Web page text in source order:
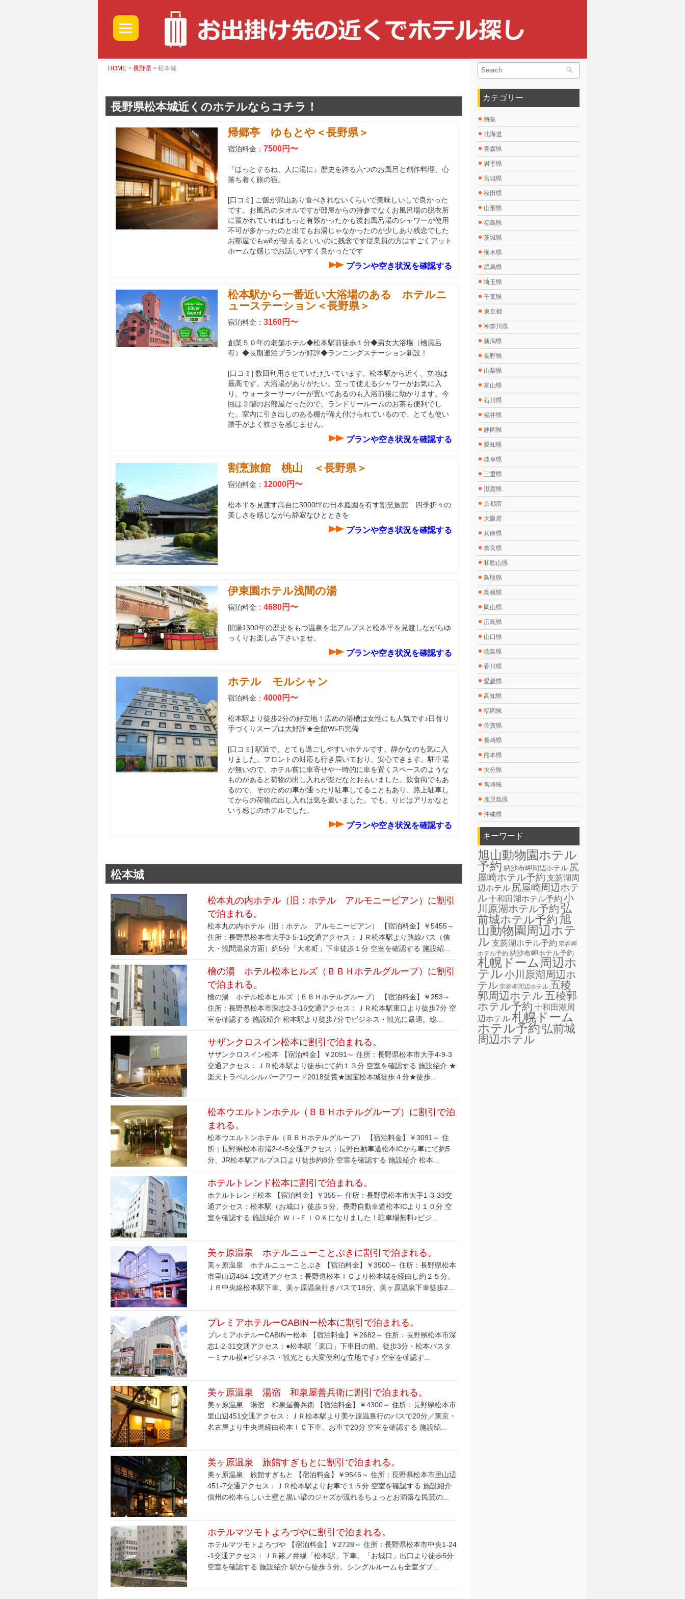
HOME > 長野県 > 松本城
長野県松本城近くのホテルならコチラ！
帰郷亭 ゆもとや＜長野県＞
宿泊料金： 7500円〜
『ほっとするね、人に湯に』歴史を誇る六つのお風呂と創作料理、心
落ち着く旅の宿。
[口コミ] ご飯が沢山あり食べきれないくらいで美味しいしで良かった
です。お風呂のタオルですが部屋からの持参でなくお風呂場の脱衣所
に置かれていればもっと有難かったかも後お風呂場のシャワーが使用
不可が多かったのと出てもお湯じゃなかったのが少しあり残念でした
お部屋でもwifiが使えるといいのに残念です従業員の方はすごくアット
ホームな感じでお話しやすく良かったです
プランや空き状況を確認する
松本駅から一番近い大浴場のある ホテルニ
ューステーション＜長野県＞
宿泊料金： 3160円〜
創業５０年の老舗ホテル◆松本駅前徒歩１分◆男女大浴場（檜風呂
有）◆長期連泊プランが好評◆ランニングステーション新設！
[口コミ] 数回利用させていただいています。松本駅から近く、立地は
最高です。大浴場がありがたい。立って使えるシャワーがお気に入
り。ウォーターサーバーが置いてあるのも入浴前後に助かります。今
回は２階のお部屋だったので、ランドリールームのお茶も便利でし
た。室内に引き出しのある棚が備え付けられているので、とても使い
勝手がよく狭さを感じません。
プランや空き状況を確認する
割烹旅館 桃山 ＜長野県＞
宿泊料金： 12000円〜
松本平を見渡す高台に3000坪の日本庭園を有す割烹旅館 四季折々の
美しさを感じながら静寂なひとときを
プランや空き状況を確認する
伊東園ホテル浅間の湯
宿泊料金： 4680円〜
開湯1300年の歴史をもつ温泉を北アルプスと松本平を見渡しながらゆ
っくりお楽しみ下さいませ。
プランや空き状況を確認する
ホテル モルシャン
宿泊料金： 4000円〜
松本駅より徒歩2分の好立地！広めの浴槽は女性にも人気です♪日替り
手づくりスープは大好評★全館Wi-Fi完備
[口コミ] 駅近で、とても過ごしやすいホテルです。静かなのも気に入
りました。フロントの対応も行き届いており、安心できます。駐車場
が無いので、ホテル前に車寄せや一時的に車を置くスペースのような
ものがあると荷物の出し入れが楽だなとおもいました。飲食街でもあ
るので、そのための車が通ったり駐車してることもあり、路上駐車し
てからの荷物の出し入れは気を遣いました。でも、りピはアリかなと
いう感じのホテルでした。
プランや空き状況を確認する
松本城
松本丸の内ホテル（旧：ホテル アルモニービアン）に割引
で泊まれる。
松本丸の内ホテル（旧：ホテル アルモニービアン） 【宿泊料金】￥5455～
住所：長野県松本市大手3-5-15交通アクセス：ＪＲ松本駅より路線バス（信
大・浅間温泉方面）約5分「大名町」下車徒歩１分 空室を確認する 施設紹...
檜の湯 ホテル松本ヒルズ（ＢＢＨホテルグループ）に割引
で泊まれる。
檜の湯 ホテル松本ヒルズ（ＢＢＨホテルグループ） 【宿泊料金】￥253～
住所：長野県松本市深志2-3-16交通アクセス：ＪＲ松本駅東口より徒歩7分 空
室を確認する 施設紹介 松本駅より徒歩7分でビジネス・観光に最適。総...
サザンクロスイン松本に割引で泊まれる。
サザンクロスイン松本 【宿泊料金】￥2091～ 住所：長野県松本市大手4-9-3
交通アクセス：ＪＲ松本駅より徒歩にて約１３分 空室を確認する 施設紹介 ★
楽天トラベルシルバーアワード2018受賞★国宝松本城徒歩４分★徒歩...
松本ウエルトンホテル（ＢＢＨホテルグループ）に割引で泊
まれる。
松本ウエルトンホテル（ＢＢＨホテルグループ） 【宿泊料金】￥3091～ 住
所：長野県松本市渚2-4-5交通アクセス：長野自動車道松本ICから車にて約5
分、JR松本駅アルプス口より徒歩約8分 空室を確認する 施設紹介 松本...
ホテルトレンド松本に割引で泊まれる。
ホテルトレンド松本 【宿泊料金】￥355～ 住所：長野県松本市大手1-3-33交
通アクセス：松本駅（お城口）徒歩５分、長野自動車道松本ICより１０分 空
室を確認する 施設紹介 Ｗｉ-ＦｉＯＫになりました！駐車場無料♪ビジ...
美ヶ原温泉 ホテルニューことぶきに割引で泊まれる。
美ヶ原温泉 ホテルニューことぶき 【宿泊料金】￥3500～ 住所：長野県松本
市里山辺484-1交通アクセス：長野道松本ＩＣより松本城を経由し約２５分。
ＪＲ中央線松本駅下車、美ヶ原温泉行きバスで18分、美ヶ原温泉下車徒歩2...
プレミアホテルーCABINー松本に割引で泊まれる。
プレミアホテルーCABINー松本 【宿泊料金】￥2682～ 住所：長野県松本市深
志1-2-31交通アクセス：●松本駅「東口」下車目の前。徒歩3分・松本バスタ
ーミナル横●ビジネス・観光とも大変便利な立地です♪ 空室を確認す...
美ヶ原温泉 湯宿 和泉屋善兵衛に割引で泊まれる。
美ヶ原温泉 湯宿 和泉屋善兵衛 【宿泊料金】￥4300～ 住所：長野県松本市
里山辺451交通アクセス：ＪＲ松本駅より美ケ原温泉行のバスで20分／東京・
名古屋より中央道経由松本ＩＣ下車、お車で20分 空室を確認する 施設紹...
美ヶ原温泉 旅館すぎもとに割引で泊まれる。
美ヶ原温泉 旅館すぎもと 【宿泊料金】￥9546～ 住所：長野県松本市里山辺
451-7交通アクセス：ＪＲ松本駅よりお車で１５分 空室を確認する 施設紹介
信州の松本らしい土壁と黒い梁のジャズが流れるちょっとお洒落な民芸の...
ホテルマツモトよろづやに割引で泊まれる。
ホテルマツモトよろづや 【宿泊料金】￥2728～ 住所：長野県松本市中央1-24
-1交通アクセス：ＪＲ篠ノ井線「松本駅」下車、「お城口」出口より徒歩5分
空室を確認する 施設紹介 駅から徒歩５分。シングルルームも全室ダブ...
カテゴリー
特集
北海道
青森県
岩手県
宮城県
秋田県
山形県
福島県
茨城県
栃木県
群馬県
埼玉県
千葉県
東京都
神奈川県
新潟県
長野県
山梨県
富山県
石川県
福井県
静岡県
愛知県
岐阜県
三重県
滋賀県
京都府
大阪府
兵庫県
奈良県
和歌山県
鳥取県
島根県
岡山県
広島県
山口県
徳島県
香川県
愛媛県
高知県
福岡県
佐賀県
長崎県
熊本県
大分県
宮崎県
鹿児島県
沖縄県
キーワード
旭山動物園ホテル
予約 納沙布岬周辺ホテル 尻
屋崎ホテル予約 支笏湖周
辺ホテル 尻屋崎周辺ホテ
ル十和田湖ホテル予約 小
川原湖ホテル予約弘
前城ホテル予約 旭
山動物園周辺ホテ
ル 支笏湖ホテル予約 宗谷岬
ホテル予約 納沙布岬ホテル予約
札幌ドーム周辺ホ
テル小川原湖周辺ホ
テル 宗谷岬周辺ホテル 五稜
郭周辺ホテル 五稜郭
ホテル予約 十和田湖周
辺ホテル札幌ドーム
ホテル予約弘前城
周辺ホテル